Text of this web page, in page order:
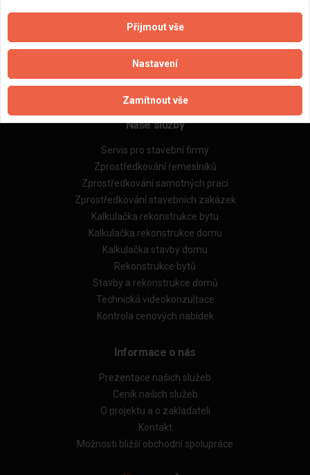
Zásady pro používání souborů cookie
Naše excelové tabulky online
Naše služby
Servis pro stavební firmy
Zprostředkování řemeslníků
Zprostředkování samotných prací
Zprostředkování stavebních zakázek
Kalkulačka rekonstrukce bytu
Kalkulačka rekonstrukce domu
Kalkulačka stavby domu
Rekonstrukce bytů
Stavby a rekonstrukce domů
Technická videokonzultace
Kontrola cenových nabídek
Informace o nás
Prezentace našich služeb
Ceník našich služeb
O projektu a o zakladateli
Kontakt
Možnosti bližší obchodní spolupráce
Přijmout vše
Nastavení
Zamítnout vše